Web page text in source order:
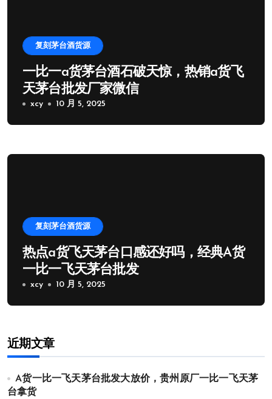
复刻茅台酒货源
一比一a货茅台酒石破天惊，热销a货飞
天茅台批发厂家微信
xcy 10 月 5, 2025
复刻茅台酒货源
热点a货飞天茅台口感还好吗，经典A货
一比一飞天茅台批发
xcy 10 月 5, 2025
近期文章
A货一比一飞天茅台批发大放价，贵州原厂一比一飞天茅
台拿货